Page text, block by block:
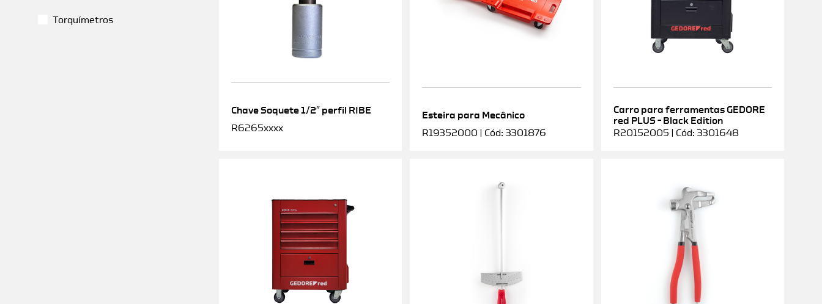
Torquímetros
Chave Soquete 1/2″ perfil RIBE
R6265xxxx
Esteira para Mecânico
R19352000 | Cód: 3301876
Carro para ferramentas GEDORE
red PLUS – Black Edition
R20152005 | Cód: 3301648